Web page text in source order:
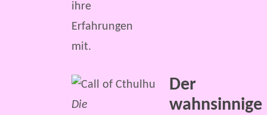
ihre
Erfahrungen
mit.
Die
Der
wahnsinnige